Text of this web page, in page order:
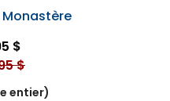
Monastère
$
$
entier)